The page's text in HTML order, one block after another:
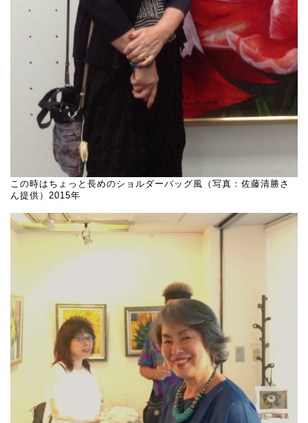
この時はちょっと長めのショルダーバッグ風（写真：佐藤清勝さ
ん提供）2015年